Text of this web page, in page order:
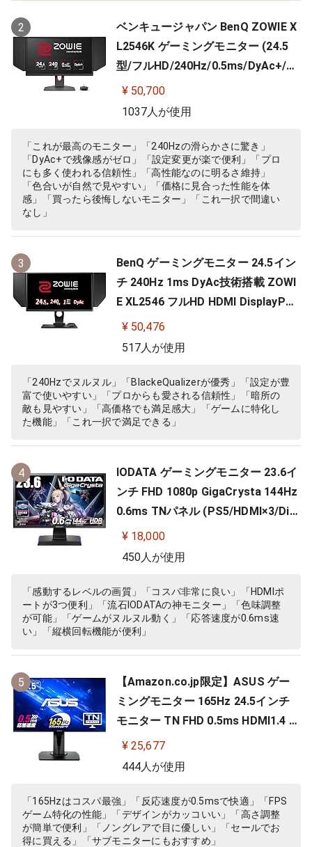
2
ベンキュージャパン BenQ ZOWIE X
L2546K ゲーミングモニター (24.5
型/フルHD/240Hz/0.5ms/DyAc+/小
さめ台座/新筐体デザイン/新OSDメ
ニュー/新型液晶パネル採用)
¥ 50,700
1037人が使用
「これが最高のモニター」「240Hzの滑らかさに驚き」
「DyAc+で残像感がゼロ」「設定変更が楽で便利」「プロ
にも多く使われる信頼性」「高性能なのに明るさ維持」
「色合いが自然で見やすい」「価格に見合った性能を体
感」「買ったら後悔しないモニター」「これ一択で間違い
なし」
3
BenQ ゲーミングモニター 24.5イン
チ 240Hz 1ms DyAc技術搭載 ZOWI
E XL2546 フルHD HDMI DisplayPor
t DVI-DL搭載 FPS向き ディスプレイ
¥ 50,476
517人が使用
「240Hzでヌルヌル」「BlackeQualizerが優秀」「設定が豊
富で使いやすい」「プロからも愛される信頼性」「暗所の
敵も見やすい」「高価格でも満足感大」「ゲームに特化し
た機能」「これ一択で満足できる」
4
IODATA ゲーミングモニター 23.6イ
ンチ FHD 1080p GigaCrysta 144Hz
0.6ms TNパネル (PS5/HDMI×3/Dis
playPort/スピーカー付/高さ調整/縦
横回転) EX-LDGC242HTB
¥ 18,000
450人が使用
「感動するレベルの画質」「コスパ非常に良い」「HDMIポ
ートが3つ便利」「流石IODATAの神モニター」「色味調整
が可能」「ゲームがヌルヌル動く」「応答速度が0.6ms速
い」「縦横回転機能が便利」
5
【Amazon.co.jp限定】ASUS ゲー
ミングモニター 165Hz 24.5インチ
モニター TN FHD 0.5ms HDMI1.4 Di
splayPort1.2 DVI-D スピーカー 高
さ調整 縦横回転 VG258QR-J
¥ 25,677
444人が使用
「165Hzはコスパ最強」「反応速度が0.5msで快適」「FPS
ゲーム特化の性能」「デザインがカッコいい」「高さ調整
が簡単で便利」「ノングレアで目に優しい」「セールでお
得に買える」「サブモニターにもおすすめ」